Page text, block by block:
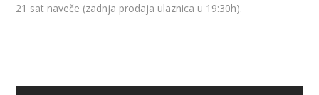
21 sat naveče (zadnja prodaja ulaznica u 19:30h).